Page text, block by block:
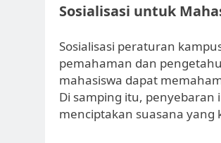
Sosialisasi untuk
Sosialisasi peraturan
pemahaman dan
mahasiswa dapat
Di samping itu,
menciptakan suasana yang